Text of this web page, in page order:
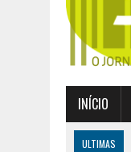
INÍCIO
ULTIMAS